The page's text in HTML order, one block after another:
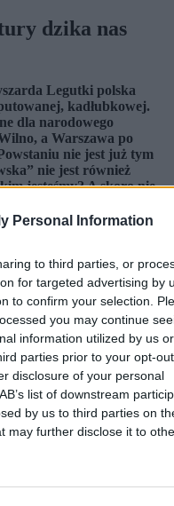
Personal Information
to third parties, or
for targeted advertising by
to confirm your selection.
you may continue
information utilized by us or
parties prior to your opt-
disclosure of your personal
list of downstream
by us to third parties on
may further disclose it to
dzika nas
Legutki polska
kadłubkowej.
dla narodowego
a Warszawa po
nie jest już tym
nie jest również
jesteśmy? A skoro nie
a właściwie
– mamy dziś do czynienia
procesów:
kompleksów
polskich elit i